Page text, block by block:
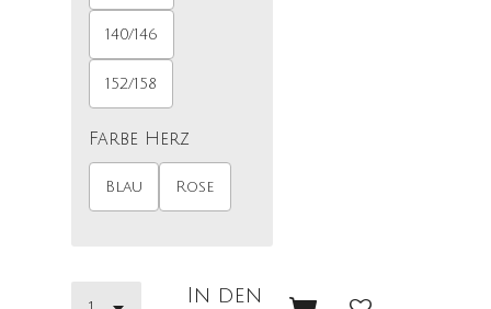
140/146
152/158
Farbe Herz
Blau Rose
In den